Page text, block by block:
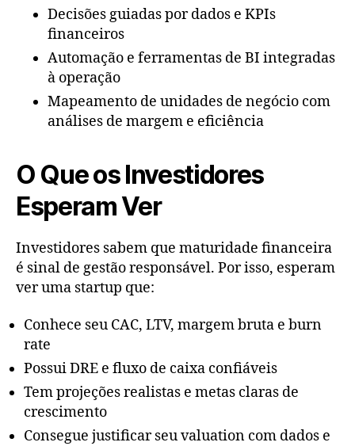
Decisões guiadas por dados e KPIs
financeiros
Automação e ferramentas de BI integradas
à operação
Mapeamento de unidades de negócio com
análises de margem e eficiência
O Que os Investidores
Esperam Ver
Investidores sabem que maturidade financeira
é sinal de gestão responsável. Por isso, esperam
ver uma startup que:
Conhece seu CAC, LTV, margem bruta e burn
rate
Possui DRE e fluxo de caixa confiáveis
Tem projeções realistas e metas claras de
crescimento
Consegue justificar seu valuation com dados e